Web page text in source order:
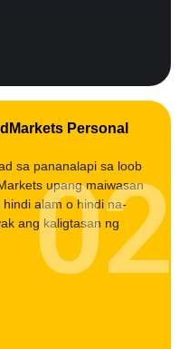
Personal
sa pananalapi sa loob
upang maiwasan
alam o hindi na-
ang kaligtasan ng
02